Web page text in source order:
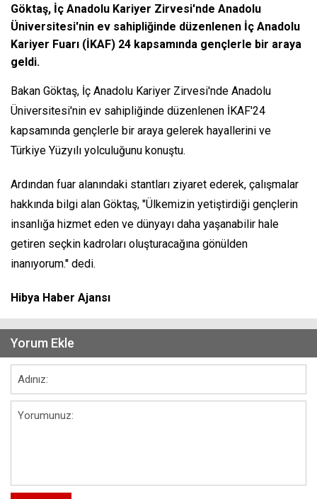
Göktaş, İç Anadolu Kariyer Zirvesi'nde Anadolu
Üniversitesi'nin ev sahipliğinde düzenlenen İç Anadolu
Kariyer Fuarı (İKAF) 24 kapsamında gençlerle bir araya
geldi.
Bakan Göktaş, İç Anadolu Kariyer Zirvesi'nde Anadolu
Üniversitesi'nin ev sahipliğinde düzenlenen İKAF'24
kapsamında gençlerle bir araya gelerek hayallerini ve
Türkiye Yüzyılı yolculuğunu konuştu.
Ardından fuar alanındaki stantları ziyaret ederek, çalışmalar
hakkında bilgi alan Göktaş, "Ülkemizin yetiştirdiği gençlerin
insanlığa hizmet eden ve dünyayı daha yaşanabilir hale
getiren seçkin kadroları oluşturacağına gönülden
inanıyorum.'' dedi.
Hibya Haber Ajansı
Yorum Ekle